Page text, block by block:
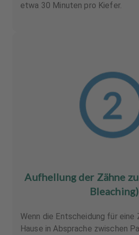
etwa 30 Minuten pro Kiefer.
Aufhellung der Zähne
Bleaching)
Wenn die Entscheidung für eine
Hause in Absprache zwischen